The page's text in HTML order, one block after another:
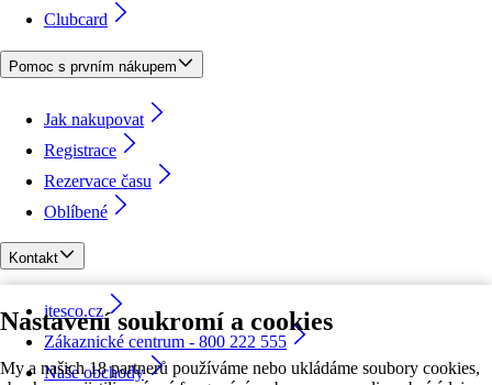
Nastavení soukromí a cookies
My a našich 18 partnerů používáme nebo ukládáme soubory cookies,
Clubcard
Pomoc s prvním nákupem
Jak nakupovat
Registrace
Rezervace času
Oblíbené
Kontakt
itesco.cz
Zákaznické centrum - 800 222 555
Naše obchody